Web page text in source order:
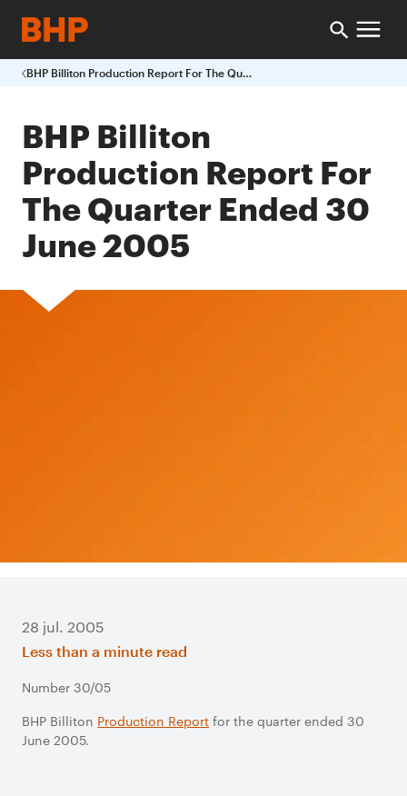
BHP Billiton Production Report For The Quarter Ended 30 June 2005
BHP Billiton
Production Report For
The Quarter Ended 30
June 2005
28 jul. 2005
Less than a minute read
Number 30/05
BHP Billiton Production Report for the quarter ended 30
June 2005.